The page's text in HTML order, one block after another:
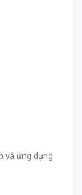
và ứng dụng